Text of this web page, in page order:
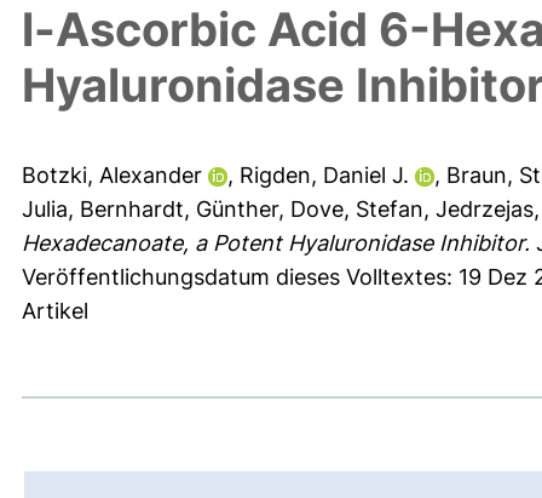
l-Ascorbic Acid 6-
Hyaluronidase
Botzki, Alexander , Rigden, Daniel J. , Braun,
Julia, Bernhardt, Günther, Dove, Stefan,
Hexadecanoate, a Potent Hyaluronidase Inhibitor.
Veröffentlichungsdatum dieses Volltextes: 19 Dez
Artikel